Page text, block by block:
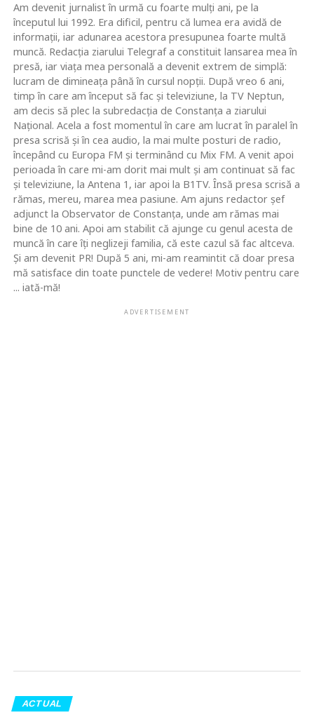
Am devenit jurnalist în urmă cu foarte mulţi ani, pe la
începutul lui 1992. Era dificil, pentru că lumea era avidă de
informaţii, iar adunarea acestora presupunea foarte multă
muncă. Redacţia ziarului Telegraf a constituit lansarea mea în
presă, iar viaţa mea personală a devenit extrem de simplă:
lucram de dimineaţa până în cursul nopţii. După vreo 6 ani,
timp în care am început să fac şi televiziune, la TV Neptun,
am decis să plec la subredacţia de Constanţa a ziarului
Naţional. Acela a fost momentul în care am lucrat în paralel în
presa scrisă şi în cea audio, la mai multe posturi de radio,
începând cu Europa FM şi terminând cu Mix FM. A venit apoi
perioada în care mi-am dorit mai mult şi am continuat să fac
şi televiziune, la Antena 1, iar apoi la B1TV. Însă presa scrisă a
rămas, mereu, marea mea pasiune. Am ajuns redactor şef
adjunct la Observator de Constanţa, unde am rămas mai
bine de 10 ani. Apoi am stabilit că ajunge cu genul acesta de
muncă în care îţi neglizeji familia, că este cazul să fac altceva.
Şi am devenit PR! După 5 ani, mi-am reamintit că doar presa
mă satisface din toate punctele de vedere! Motiv pentru care
... iată-mă!
ADVERTISEMENT
ACTUAL